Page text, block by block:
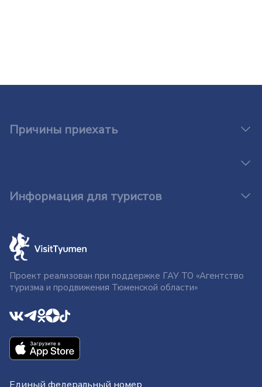
Причины приехать
Информация для туристов
Проект реализован при поддержке ГАУ ТО «Агентство
туризма и продвижения Тюменской области»